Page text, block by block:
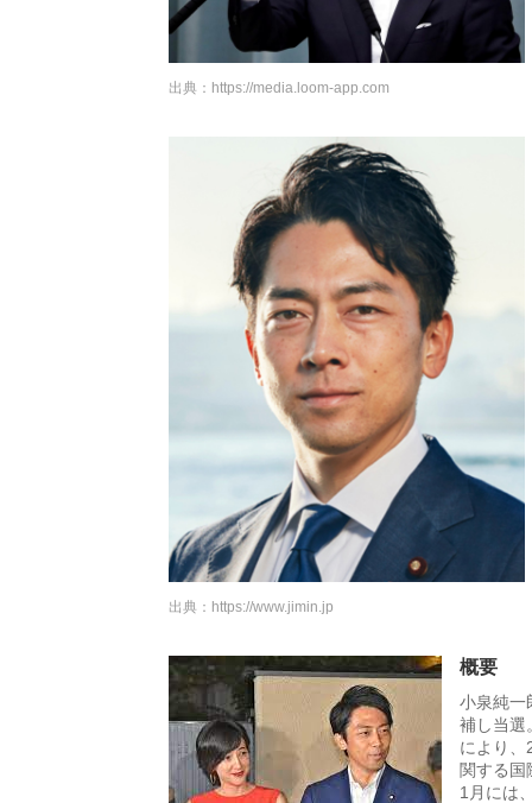
出典： https://media.loom-app.com
出典： https://www.jimin.jp
概要
小泉純一
補し当選
により、
関する国
1月には